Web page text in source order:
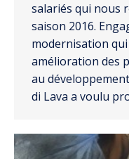
salariés qui nous
saison 2016.
modernisation
amélioration des
au
di Lava a voulu